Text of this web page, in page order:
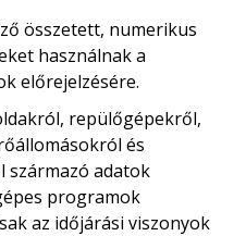
összetett, numerikus
használnak a
előrejelzésére.
repülőgépekről,
és
származó adatok
programok
az időjárási viszonyok